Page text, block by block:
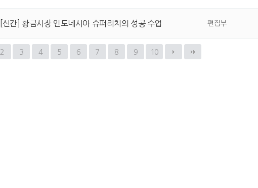
[신간] 황금시장 인도네시아 슈퍼리치의 성공 수업 편집부
2 3 4 5 6 7 8 9 10